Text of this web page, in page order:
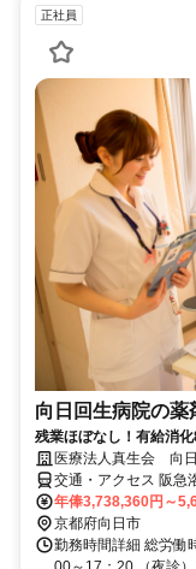
正社員
向日回生病院の薬
残業ほぼなし！有給消
医療法人真生会 向
交通・アクセス 阪急
年俸3,738,360円～
京都府向日市
勤務時間詳細 総労働